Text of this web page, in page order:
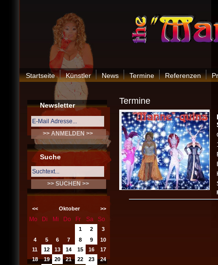
Startseite Künstler News Termine Referenzen
Newsletter
Suche
<< Oktober >>
Mo Di Mi Do Fr Sa So
1 2
3
4
5 6 7 8 9
10
11
12 13 14 15 16
17
18
19 20 21 22 23
24
Termine